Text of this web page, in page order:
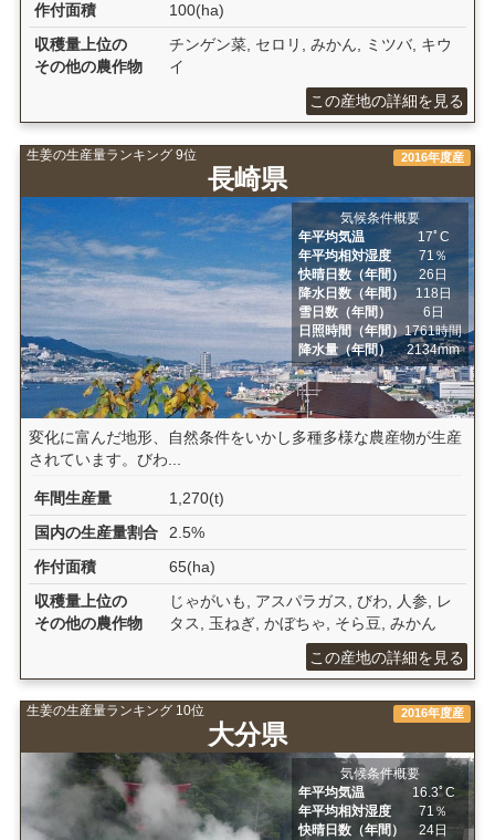
作付面積
100(ha)
収穫量上位の
その他の農作物
チンゲン菜, セロリ, みかん, ミツバ, キウ
イ
この産地の詳細を見る
生姜の生産量ランキング 9位
長崎県
2016年度産
気候条件概要
年平均気温
17ﾟC
年平均相対湿度
71％
快晴日数（年間）
26日
降水日数（年間）
118日
雪日数（年間）
6日
日照時間（年間）1761時間
降水量（年間）
2134mm
変化に富んだ地形、自然条件をいかし多種多様な農産物が生産
されています。びわ...
年間生産量
1,270(t)
国内の生産量割合
2.5%
作付面積
65(ha)
収穫量上位の
その他の農作物
じゃがいも, アスパラガス, びわ, 人参, レ
タス, 玉ねぎ, かぼちゃ, そら豆, みかん
この産地の詳細を見る
生姜の生産量ランキング 10位
大分県
2016年度産
気候条件概要
年平均気温
16.3ﾟC
年平均相対湿度
71％
快晴日数（年間）
24日